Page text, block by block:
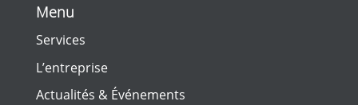
Menu
Services
L’entreprise
Actualités & Événements